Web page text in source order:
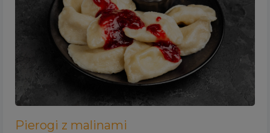
Pierogi z malinami